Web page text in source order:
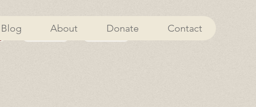
Blog About Donate Contact